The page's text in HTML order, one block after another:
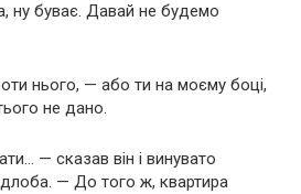
ну буває. Давай не будемо
нього, — або ти на моєму боці,
не дано.
— сказав він і винувато
— До того ж, квартира